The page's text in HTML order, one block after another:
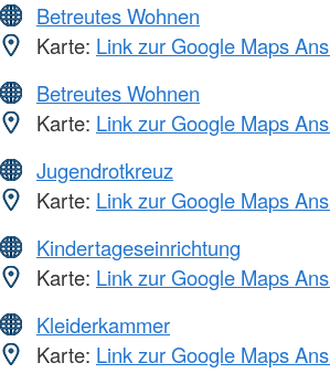
Betreutes Wohnen
Karte: Link zur Google Maps
Betreutes Wohnen
Karte: Link zur Google Maps
Jugendrotkreuz
Karte: Link zur Google Maps
Kindertageseinrichtung
Karte: Link zur Google Maps
Kleiderkammer
Karte: Link zur Google Maps